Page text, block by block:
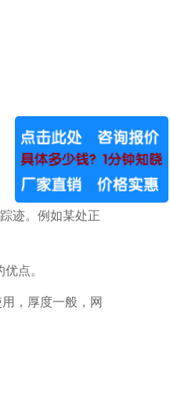
迹。例如某处正
点。
，厚度一般，网